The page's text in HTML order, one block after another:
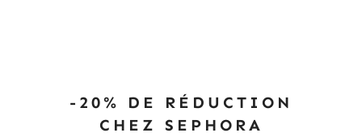
-20% DE RÉDUCTION
CHEZ SEPHORA